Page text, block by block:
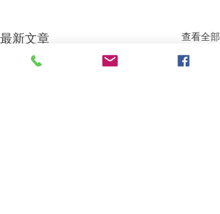
最新文章 查看全部